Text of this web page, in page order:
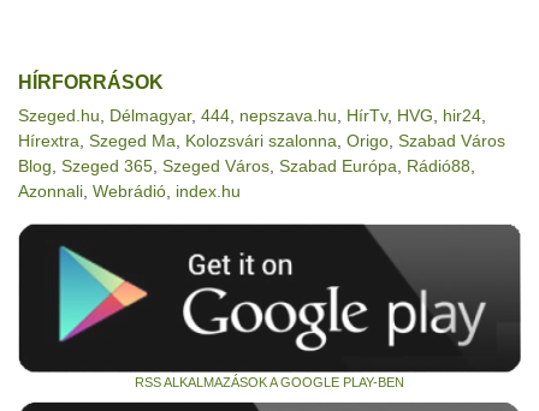
HÍRFORRÁSOK
Szeged.hu Délmagyar, 444 nepszava.hu HírTv, HVG hir24
Hírextra Szeged Ma Kolozsvári szalonna Origo Szabad Város
Blog Szeged 365 Szeged Város Szabad Európa Rádió88
Azonnali Webrádió index.hu
RSS ALKALMAZÁSOK A GOOGLE PLAY-BEN